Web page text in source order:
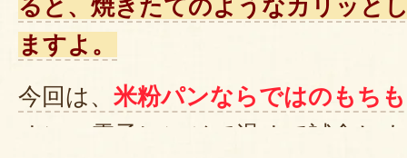
ると、焼きたてのようなカリッと
ますよ。
今回は、 米粉パンならではのもち
めに、電子レンジで温めて試食し